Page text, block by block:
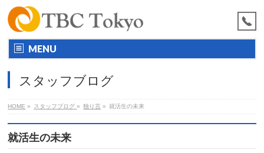
MENU
スタッフブログ
HOME » スタッフブログ» 独り言 » 就活生の未来
就活生の未来